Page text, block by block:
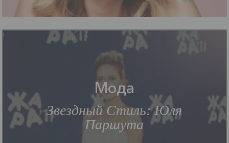
Мода
Звездный Стиль: Юля
Паршута